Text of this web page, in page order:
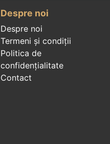
Despre noi
Despre noi
Termeni și condiții
Politica de
confidenţialitate
Contact